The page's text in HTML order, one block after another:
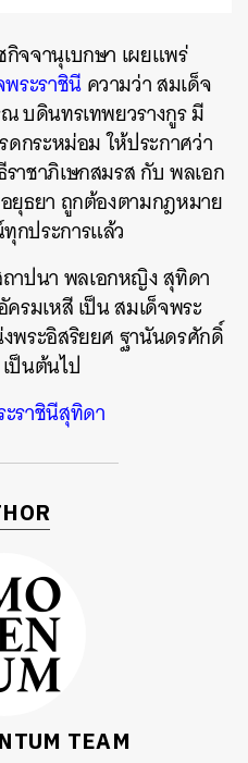
กิจจานุเบกษา เผยแพร่
ระราชินีความว่า สมเด็จ
บดินทรเทพยวรางกูร มี
ดกระหม่อม ให้ประกาศว่า
าชาภิเษกสมรส กับ พลเอก
ธยา ถูกต้องตามกฎหมาย
กประการแล้ว
ถาปนา พลเอกหญิง สุทิดา
รมเหสี เป็น สมเด็จพระ
พระอิสริยยศ ฐานันดรศักดิ์
ป็นต้นไป
ราชินีสุทิดา
TEAM